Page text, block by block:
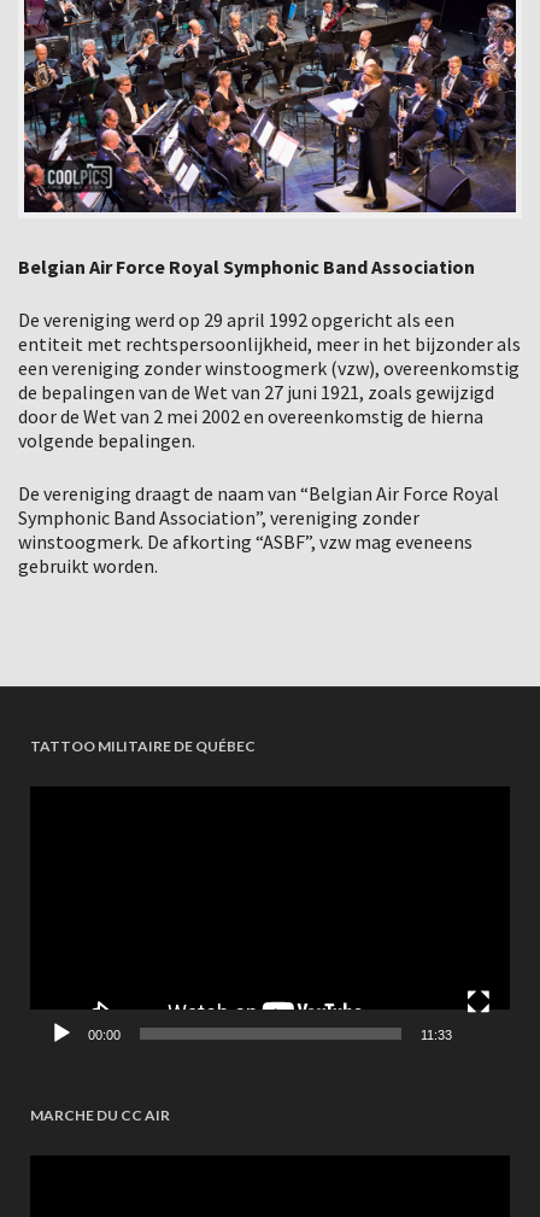
Belgian Air Force Royal Symphonic Band Association
De vereniging werd op 29 april 1992 opgericht als een
entiteit met rechtspersoonlijkheid, meer in het bijzonder als
een vereniging zonder winstoogmerk (vzw), overeenkomstig
de bepalingen van de Wet van 27 juni 1921, zoals gewijzigd
door de Wet van 2 mei 2002 en overeenkomstig de hierna
volgende bepalingen.
De vereniging draagt de naam van “Belgian Air Force Royal
Symphonic Band Association”, vereniging zonder
winstoogmerk. De afkorting “ASBF”, vzw mag eveneens
gebruikt worden.
TATTOO MILITAIRE DE QUÉBEC
00:00 11:33
MARCHE DU CC AIR